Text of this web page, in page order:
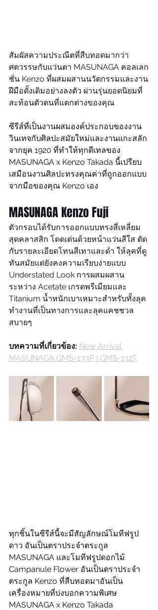
สัมผัสความประณีตที่สืบทอดมากว่า
ศตวรรษกับแว่นตา MASUNAGA คอลเลก
ชั่น Kenzo ที่ผสมผสานนวัตกรรมและงาน
ฝีมือดั้งเดิมอย่างลงตัว ผ่านรุ่นยอดนิยมที่
สะท้อนตัวตนที่แตกต่างของคุณ
ซีรีส์ที่เป็นงานผสมองค์ประกอบของงาน
วินเทจกับศิลปะสมัยใหม่และงานแกะสลัก
จากยุค 1920 ที่ทำให้ทุกดีเทลของ
MASUNAGA x Kenzo Takada นี้เปรียบ
เสมือนงานศิลปะทรงคุณค่าที่ถูกออกแบบ
จากมือของคุณ Kenzo เอง
MASUNAGA Kenzo Fuji
ตัวกรอบได้รับการออกแบบทรงสี่เหลี่ยม
สุดคลาสสิก โดดเด่นด้วยหน้าแว่นสีใส ตัด
กับรายละเอียดโทนสีเทาและดำ ให้ลุคที่ดู
ทันสมัยแต่ยังคงความเรียบง่ายแบบ
Understated Look การผสมผสาน
ระหว่าง Acetate เกรดพรีเมียมและ
Titanium น้ำหนักเบาเหมาะสำหรับทั้งลุค
ทำงานที่เป็นทางการและลุคแคชชวล
สบายๆ
บทความที่เกี่ยวข้อง: New Arrival
MASUNAGA GMS-133P I GMS-132T
ทุกชิ้นในซีรีส์นี้จะมีสัญลักษณ์โมทีฟรูป
ดาว อันเป็นตราประจำตระกูล
MASUNAGA และโมทีฟรูปดอกไม้
Campanule Flower อันเป็นตราประจำ
ตระกูล Kenzo ที่สืบทอดมาอันเป็น
เครื่องหมายที่บ่งบอกความพิเศษ
MASUNAGA x Kenzo Takada